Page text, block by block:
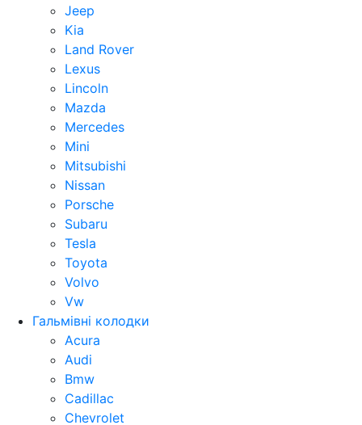
Jeep
Kia
Land Rover
Lexus
Lincoln
Mazda
Mercedes
Mini
Mitsubishi
Nissan
Porsche
Subaru
Tesla
Toyota
Volvo
Vw
Гальмівні колодки
Acura
Audi
Bmw
Cadillac
Chevrolet